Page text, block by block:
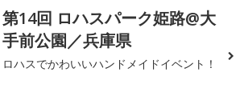
第14回 ロハスパーク姫路@大
手前公園／兵庫県
ロハスでかわいいハンドメイドイベント！